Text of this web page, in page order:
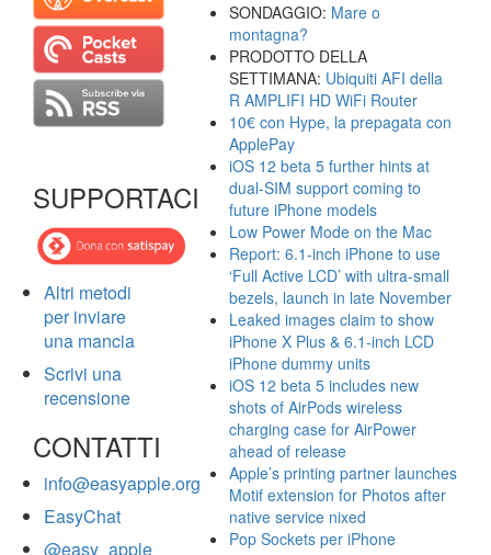
SUPPORTACI
Altri metodi
per inviare
una mancia
Scrivi una
recensione
CONTATTI
info@easyapple.org
EasyChat
@easy_apple
SONDAGGIO: Mare o
montagna?
PRODOTTO DELLA
SETTIMANA: Ubiquiti AFI della
R AMPLIFI HD WiFi Router
10€ con Hype, la prepagata con
ApplePay
iOS 12 beta 5 further hints at
dual-SIM support coming to
future iPhone models
Low Power Mode on the Mac
Report: 6.1-inch iPhone to use
‘Full Active LCD’ with ultra-small
bezels, launch in late November
Leaked images claim to show
iPhone X Plus & 6.1-inch LCD
iPhone dummy units
iOS 12 beta 5 includes new
shots of AirPods wireless
charging case for AirPower
ahead of release
Apple’s printing partner launches
Motif extension for Photos after
native service nixed
Pop Sockets per iPhone